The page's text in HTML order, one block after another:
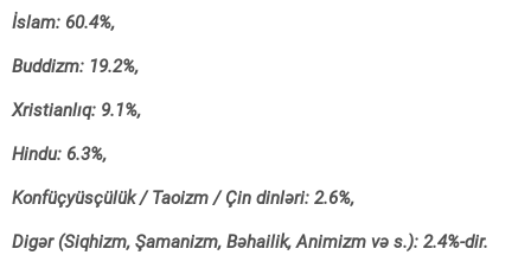
İslam: 60.4%,
Buddizm: 19.2%,
Xristianlıq: 9.1%,
Hindu: 6.3%,
Konfüçyüsçülük / Taoizm / Çin dinləri: 2.6%,
Digər (Siqhizm, Şamanizm, Bəhailik, Animizm və s.): 2.4%-dir.